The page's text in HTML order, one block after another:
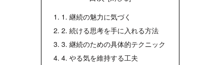
1. 継続の魅力に気づく
2. 続ける思考を手に入れる方法
3. 継続のための具体的テクニック
4. やる気を維持する工夫